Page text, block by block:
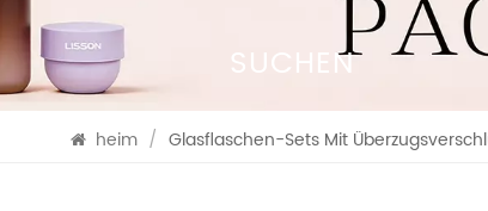
SUCHEN
heim / Glasflaschen-Sets Mit